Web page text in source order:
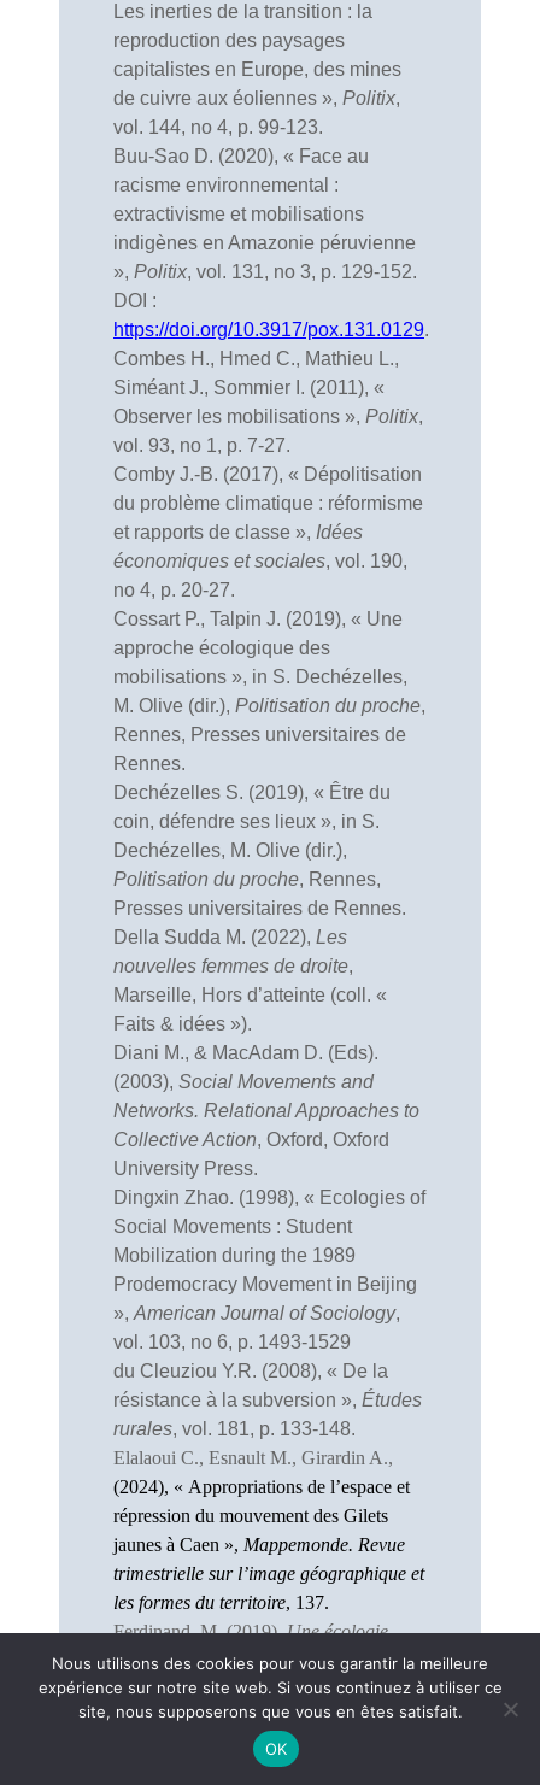
Les inerties de la transition : la
reproduction des paysages
capitalistes en Europe, des mines
de cuivre aux éoliennes », Politix,
vol. 144, no 4, p. 99-123.
Buu-Sao D. (2020), « Face au
racisme environnemental :
extractivisme et mobilisations
indigènes en Amazonie péruvienne
», Politix, vol. 131, no 3, p. 129-152.
DOI :
https://doi.org/10.3917/pox.131.0129.
Combes H., Hmed C., Mathieu L.,
Siméant J., Sommier I. (2011), «
Observer les mobilisations », Politix,
vol. 93, no 1, p. 7-27.
Comby J.-B. (2017), « Dépolitisation
du problème climatique : réformisme
et rapports de classe », Idées
économiques et sociales, vol. 190,
no 4, p. 20-27.
Cossart P., Talpin J. (2019), « Une
approche écologique des
mobilisations », in S. Dechézelles,
M. Olive (dir.), Politisation du proche,
Rennes, Presses universitaires de
Rennes.
Dechézelles S. (2019), « Être du
coin, défendre ses lieux », in S.
Dechézelles, M. Olive (dir.),
Politisation du proche, Rennes,
Presses universitaires de Rennes.
Della Sudda M. (2022), Les
nouvelles femmes de droite,
Marseille, Hors d’atteinte (coll. «
Faits & idées »).
Diani M., & MacAdam D. (Eds).
(2003), Social Movements and
Networks. Relational Approaches to
Collective Action, Oxford, Oxford
University Press.
Dingxin Zhao. (1998), « Ecologies of
Social Movements : Student
Mobilization during the 1989
Prodemocracy Movement in Beijing
», American Journal of Sociology,
vol. 103, no 6, p. 1493-1529
du Cleuziou Y.R. (2008), « De la
résistance à la subversion », Études
rurales, vol. 181, p. 133-148.
Elalaoui C., Esnault M., Girardin A.,
(2024), « Appropriations de l’espace et
répression du mouvement des Gilets
jaunes à Caen », Mappemonde. Revue
trimestrielle sur l’image géographique et
les formes du territoire, 137.
Ferdinand, M. (2019).Une écologie
décoloniale Penserl'écologie depuis le
monde caribéen.Paris, Le Seuil, «
Anthropocène ».
Fetner T. (2008), How the Religious
Nous utilisons des cookies pour vous garantir la meilleure
expérience sur notre site web. Si vous continuez à utiliser ce
site, nous supposerons que vous en êtes satisfait.
OK